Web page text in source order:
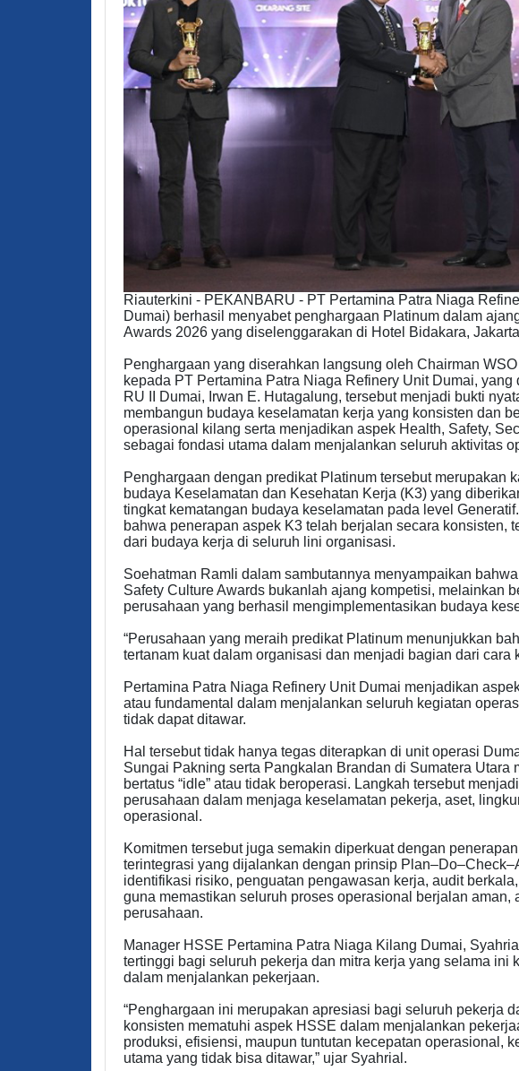
Riauterkini - PEKANBARU - PT Pertamina Patra Niaga
Dumai) berhasil menyabet penghargaan Platinum dalam
Awards 2026 yang diselenggarakan di Hotel Bidakara,
Penghargaan yang diserahkan langsung oleh Chairman
kepada PT Pertamina Patra Niaga Refinery Unit Dumai,
RU II Dumai, Irwan E. Hutagalung, tersebut menjadi bukti
membangun budaya keselamatan kerja yang konsisten dan
operasional kilang serta menjadikan aspek Health, Safety,
sebagai fondasi utama dalam menjalankan seluruh aktivitas
Penghargaan dengan predikat Platinum tersebut merupakan
budaya Keselamatan dan Kesehatan Kerja (K3) yang
tingkat kematangan budaya keselamatan pada level
bahwa penerapan aspek K3 telah berjalan secara konsisten,
dari budaya kerja di seluruh lini organisasi.
Soehatman Ramli dalam sambutannya menyampaikan
Safety Culture Awards bukanlah ajang kompetisi, melainkan
perusahaan yang berhasil mengimplementasikan budaya
“Perusahaan yang meraih predikat Platinum menunjukkan
tertanam kuat dalam organisasi dan menjadi bagian dari cara
Pertamina Patra Niaga Refinery Unit Dumai menjadikan
atau fundamental dalam menjalankan seluruh kegiatan
tidak dapat ditawar.
Hal tersebut tidak hanya tegas diterapkan di unit operasi
Sungai Pakning serta Pangkalan Brandan di Sumatera Utara
bertatus “idle” atau tidak beroperasi. Langkah tersebut
perusahaan dalam menjaga keselamatan pekerja, aset,
operasional.
Komitmen tersebut juga semakin diperkuat dengan
terintegrasi yang dijalankan dengan prinsip
identifikasi risiko, penguatan pengawasan kerja, audit
guna memastikan seluruh proses operasional berjalan aman,
perusahaan.
Manager HSSE Pertamina Patra Niaga Kilang Dumai,
tertinggi bagi seluruh pekerja dan mitra kerja yang selama ini
dalam menjalankan pekerjaan.
“Penghargaan ini merupakan apresiasi bagi seluruh pekerja
konsisten mematuhi aspek HSSE dalam menjalankan
produksi, efisiensi, maupun tuntutan kecepatan operasional,
utama yang tidak bisa ditawar,” ujar Syahrial.